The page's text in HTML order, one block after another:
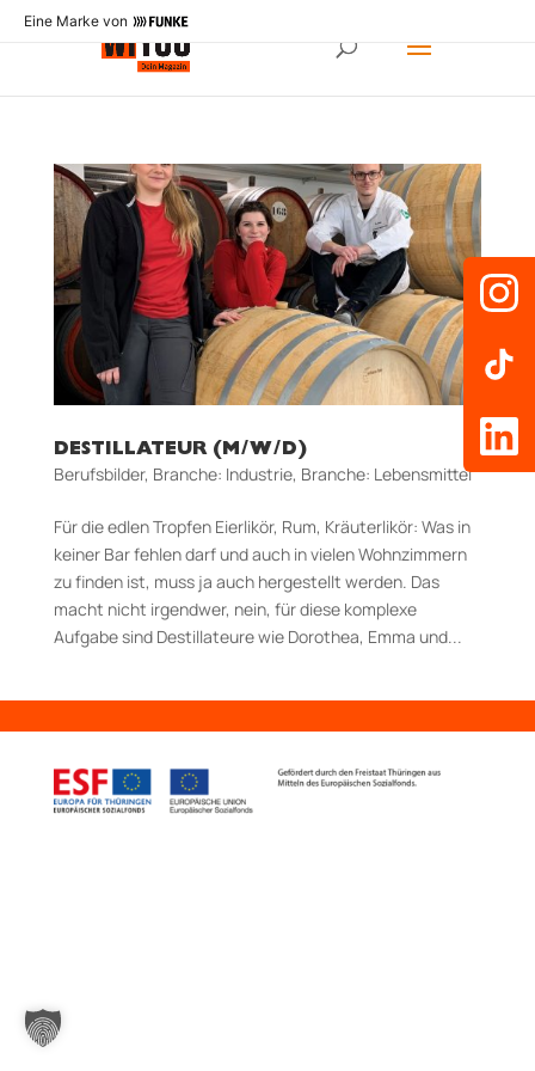
Eine Marke von
DESTILLATEUR (M/W/D)
Berufsbilder, Branche: Industrie, Branche: Lebensmittel
Für die edlen Tropfen Eierlikör, Rum, Kräuterlikör: Was in
keiner Bar fehlen darf und auch in vielen Wohnzimmern
zu finden ist, muss ja auch hergestellt werden. Das
macht nicht irgendwer, nein, für diese kom­plexe
Aufgabe sind Destillateure wie Dorothea, Emma und...